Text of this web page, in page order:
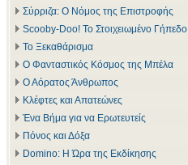
Σύρριζα: Ο Νόμος της Επιστροφής
Scooby-Doo! Το Στοιχειωμένο Γήπεδο
Το Ξεκαθάρισμα
Ο Φανταστικός Κόσμος της Μπέλα
Ο Αόρατος Άνθρωπος
Κλέφτες και Απατεώνες
Ένα Βήμα για να Ερωτευτείς
Πόνος και Δόξα
Domino: Η Ώρα της Εκδίκησης